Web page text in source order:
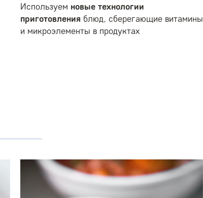
Используем новые технологии
приготовления блюд, сберегающие витамины
и микроэлементы в продуктах